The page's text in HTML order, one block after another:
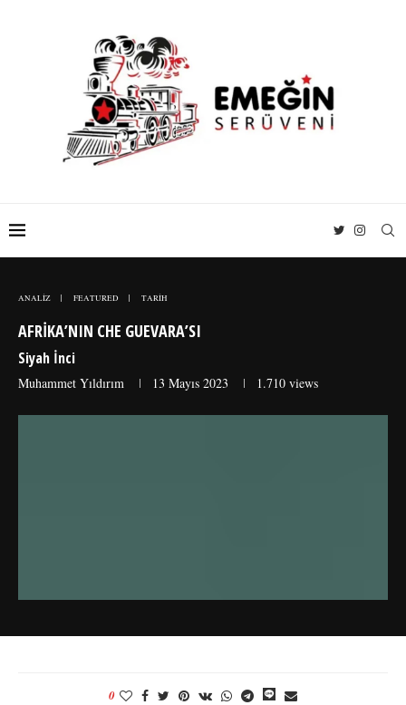
ANALİZ FEATURED TARİH
AFRIKA’NIN CHE GUEVARA’SI
Siyah İnci
Muhammet Yıldırım 13 Mayıs 2023 1.710 views
0